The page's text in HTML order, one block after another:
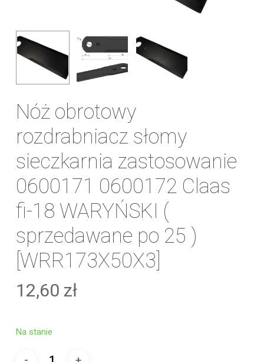
Nóż obrotowy
rozdrabniacz słomy
sieczkarnia zastosowanie
0600171 0600172 Claas
fi-18 WARYŃSKI (
sprzedawane po 25 )
[WRR173X50X3]
12,60 zł
Na stanie